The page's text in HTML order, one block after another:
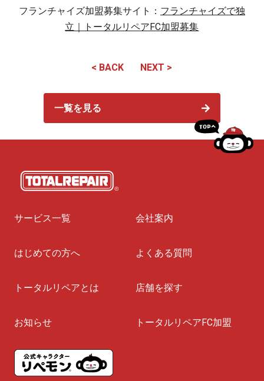
フランチャイズ加盟募集サイト： フランチャイズで独
立｜トータルリペアFC加盟募集
< BACK NEXT >
一覧を見る
サービス一覧 会社案内
はじめての方へ よくある質問
トータルリペアとは 店舗を探す
お知らせ トータルリペアFC加盟